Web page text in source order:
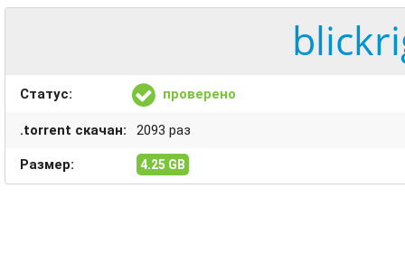
Статус: проверено
.torrent скачан: 2093 раз
Размер: 4.25 GB